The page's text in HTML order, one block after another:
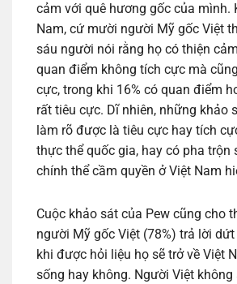
cảm với quê hương gốc của mình.
Nam, cứ mười người Mỹ gốc Việt
sáu người nói rằng họ có thiện
quan điểm không tích cực mà
cực, trong khi 16% có quan điểm
rất tiêu cực. Dĩ nhiên, những khảo
làm rõ được là tiêu cực hay tích
thực thể quốc gia, hay có pha trộn
chính thể cầm quyền ở Việt Nam
Cuộc khảo sát của Pew cũng cho
người Mỹ gốc Việt (78%) trả lời
khi được hỏi liệu họ sẽ trở về Việt
sống hay không. Người Việt